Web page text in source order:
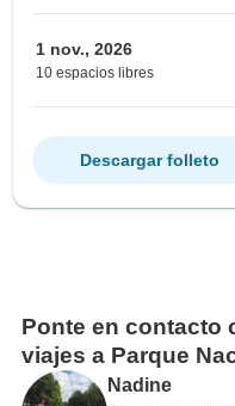
1 nov., 2026
10 espacios libres
Descargar folleto
Ponte en contacto
viajes a Parque
Nadine